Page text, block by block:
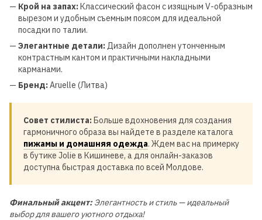
— Крой на запах:Классический фасон с изящным V-образным
вырезом и удобным съемным поясом для идеальной
посадки по талии.
— Элегантные детали:Дизайн дополнен утонченным
контрастным кантом и практичными накладными
карманами.
— Бренд:Aruelle (Литва)
Совет стилиста:Больше вдохновения для создания
гармоничного образа вы найдете в разделе каталога
пижамы и домашняя одежда. Ждем вас на примерку
в бутике Jolie в Кишиневе, а для онлайн-заказов
доступна быстрая доставка по всей Молдове.
Финальный акцент:Элегантность и стиль — идеальный
выбор для вашего уютного отдыха!